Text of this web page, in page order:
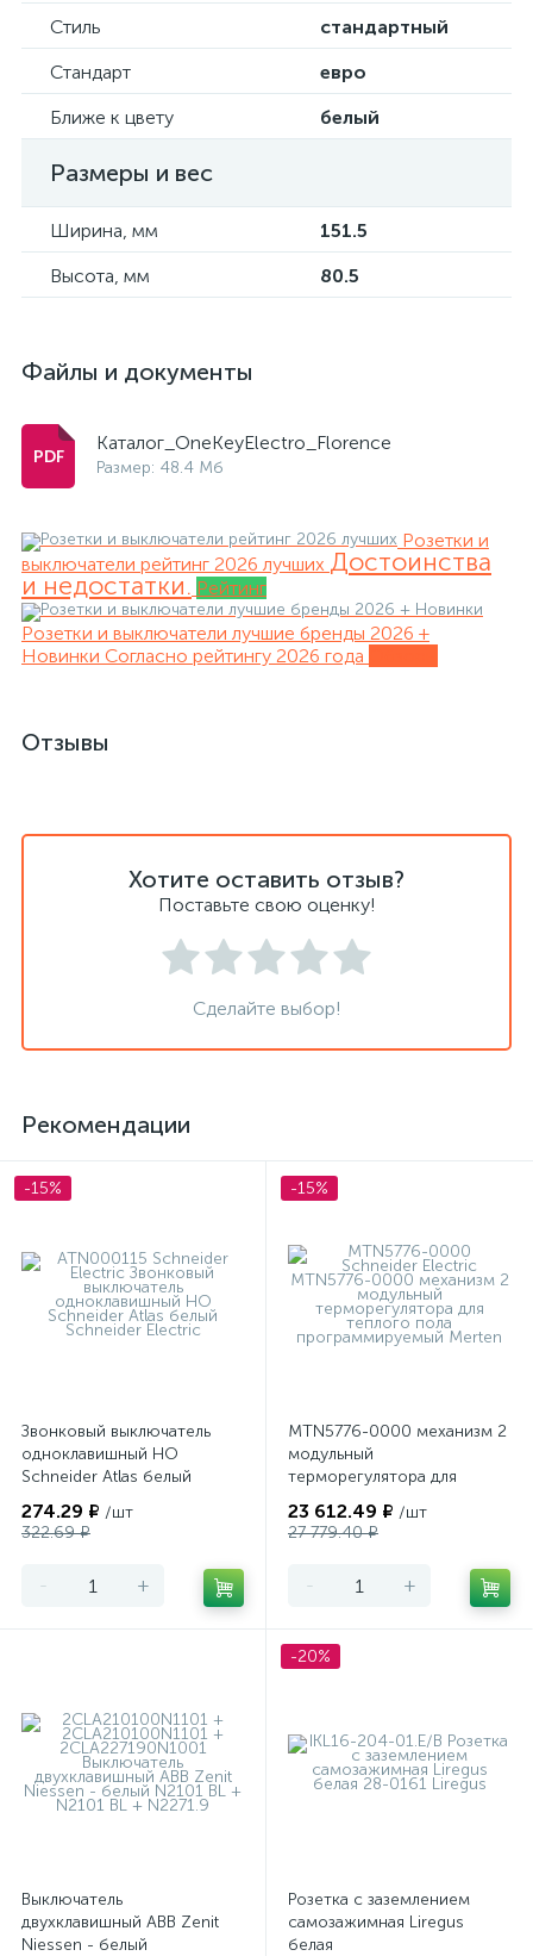
Стиль
стандартный
Стандарт
евро
Ближе к цвету
белый
Размеры и вес
Ширина, мм
151.5
Высота, мм
80.5
Файлы и документы
Каталог_OneKeyElectro_Florence
Размер: 48.4 Мб
Розетки и
выключатели рейтинг 2026 лучших Достоинства
и недостатки. Рейтинг
Розетки и выключатели лучшие бренды 2026 +
Новинки Согласно рейтингу 2026 года
Отзывы
Хотите оставить отзыв?
Поставьте свою оценку!
Сделайте выбор!
Рекомендации
-15%
Звонковый выключатель
одноклавишный НО
Schneider Atlas белый
274.29 ₽ /шт
322.69 ₽
- +
-15%
MTN5776-0000 механизм 2
модульный
терморегулятора для
программируемый Merten
23 612.49 ₽ /шт
27 779.40 ₽
- +
Выключатель
двухклавишный ABB Zenit
Niessen - белый
-20%
Розетка с заземлением
самозажимная Liregus
белая